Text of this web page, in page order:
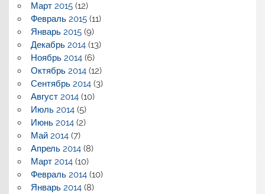
Март 2015(12)
Февраль 2015(11)
Январь 2015(9)
Декабрь 2014(13)
Ноябрь 2014(6)
Октябрь 2014(12)
Сентябрь 2014(3)
Август 2014(10)
Июль 2014(5)
Июнь 2014(2)
Май 2014(7)
Апрель 2014(8)
Март 2014(10)
Февраль 2014(10)
Январь 2014(8)